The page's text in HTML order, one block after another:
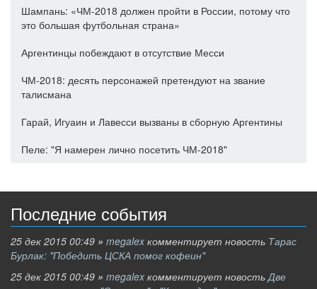
Шампань: «ЧМ-2018 должен пройти в России, потому что
это большая футбольная страна»
Аргентинцы побеждают в отсутствие Месси
ЧМ-2018: десять персонажей претендуют на звание
талисмана
Гарай, Игуаин и Лавесси вызваны в сборную Аргентины
Пеле: "Я намерен лично посетить ЧМ-2018"
Последние события
25 дек 2015 00:49 » megalex комментирует новость Тарас
Бурлак: "Победить ЦСКА помог кофеин"
25 дек 2015 00:49 » megalex комментирует новость Две